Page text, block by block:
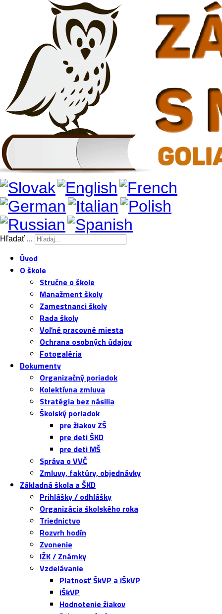
Hľadať ...
Úvod
O škole
Stručne o škole
Manažment školy
Zamestnanci školy
Rada školy
Voľné pracovné miesta
Ochrana osobných údajov
Fotogaléria
Dokumenty
Organizačný poriadok
Kolektívna zmluva
Stratégia bez násilia
Školský poriadok
pre žiakov ZŠ
pre deti ŠKD
pre deti MŠ
Správa o VVČ
Zmluvy, faktúry, objednávky
Základná škola a ŠKD
Prihlášky / odhlášky
Organizácia školského roka
Triednictvo
Rozvrh hodín
Zvonenie
IŽK / Známky
Vzdelávanie
Platnosť ŠkVP a iŠkVP
iŠkVP
Hodnotenie žiakov